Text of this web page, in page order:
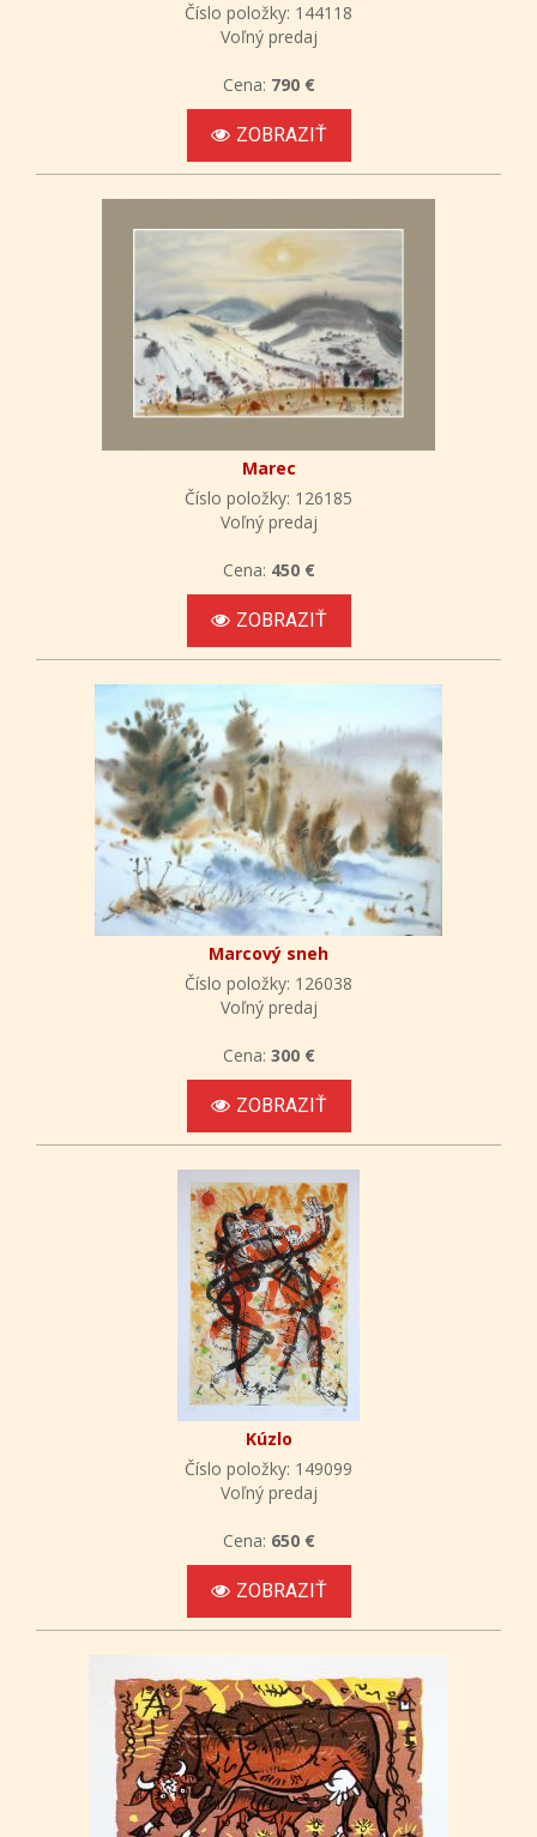
Číslo položky: 144118
Voľný predaj
Cena: 790 €
ZOBRAZIŤ
Marec
Číslo položky: 126185
Voľný predaj
Cena: 450 €
ZOBRAZIŤ
Marcový sneh
Číslo položky: 126038
Voľný predaj
Cena: 300 €
ZOBRAZIŤ
Kúzlo
Číslo položky: 149099
Voľný predaj
Cena: 650 €
ZOBRAZIŤ